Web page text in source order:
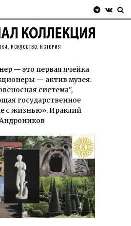
ИСКУССТВО, ИСТОРИЯ
— это первая ячейка
— актив музея.
система",
государственное
с жизнью». Ираклий